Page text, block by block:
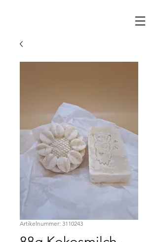
Artikelnummer: 3110243